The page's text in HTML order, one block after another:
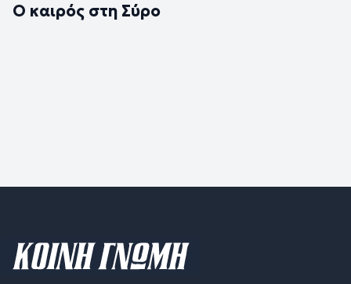
Ο καιρός στη Σύρο